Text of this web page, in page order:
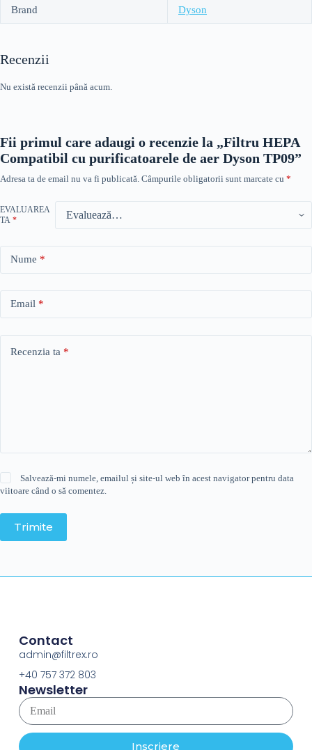
Brand Dyson
Recenzii
Nu există recenzii până acum.
Fii primul care adaugi o recenzie la „Filtru HEPA
Compatibil cu purificatoarele de aer Dyson TP09”
Adresa ta de email nu va fi publicată. Câmpurile obligatorii sunt marcate cu *
EVALUAREA
TA *
Nume *
Email *
Recenzia ta *
Salvează-mi numele, emailul și site-ul web în acest navigator pentru data
viitoare când o să comentez.
Trimite
Contact
admin@filtrex.ro
+40 757 372 803
Newsletter
Inscriere